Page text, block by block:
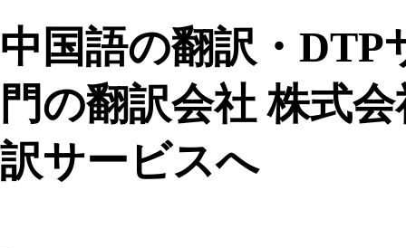
中国語の翻訳・DTP
門の翻訳会社 株式
訳サービスへ